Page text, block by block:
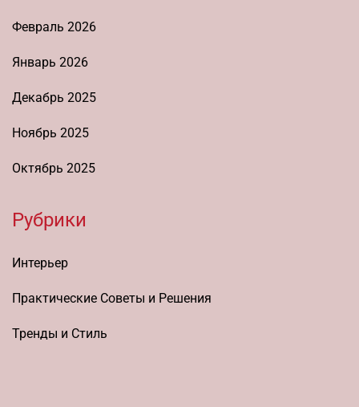
Февраль 2026
Январь 2026
Декабрь 2025
Ноябрь 2025
Октябрь 2025
Рубрики
Интерьер
Практические Советы и Решения
Тренды и Стиль